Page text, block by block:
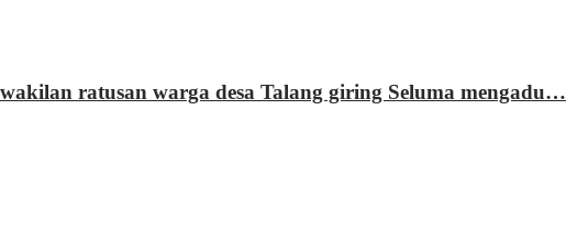
ratusan warga desa Talang giring Seluma mengadu…